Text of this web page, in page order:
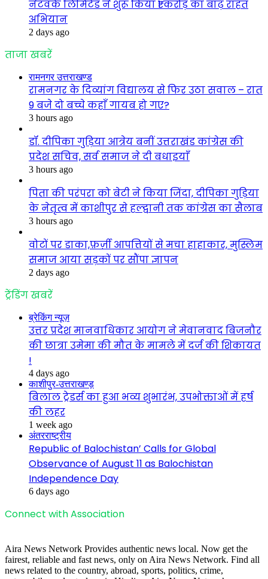
नेटवर्क लिमिटेड ने शुरू किया ₹1 करोड़ का बाढ़ राहत
अभियान
2 days ago
ताजा खबरें
रामनगर उत्तराखण्ड
रामनगर के दिव्यांग विद्यालय से फिर उठा सवाल – रात
9 बजे दो बच्चे कहाँ गायब हो गए?
3 hours ago
डॉ. दीपिका गुड़िया आत्रेय बनीं उत्तराखंड कांग्रेस की
प्रदेश सचिव, सर्व समाज ने दी बधाइयाँ
3 hours ago
पिता की परंपरा को बेटी ने किया जिंदा, दीपिका गुड़िया
के नेतृत्व में काशीपुर से हल्द्वानी तक कांग्रेस का सैलाब
3 hours ago
वोटों पर डाका,फ़र्ज़ी आपत्तियों से मचा हाहाकार, मुस्लिम
समाज आया सड़कों पर सौंपा ज्ञापन
2 days ago
ट्रेंडिंग खबरें
ब्रेकिंग न्यूज़
उत्तर प्रदेश मानवाधिकार आयोग ने मेवानवाद बिजनौर
की छात्रा उमेमा की मौत के मामले में दर्ज की शिकायत
!
4 days ago
काशीपुर-उत्तराखण्ड़
बिलाल ट्रेडर्स का हुआ भव्य शुभारंभ, उपभोक्ताओं में हर्ष
की लहर
1 week ago
अंतरराष्ट्रीय
Republic of Balochistan’ Calls for Global
Observance of August 11 as Balochistan
Independence Day
6 days ago
Connect with Association
Aira News Network Provides authentic news local. Now get the
fairest, reliable and fast news, only on Aira News Network. Find all
news related to the country, abroad, sports, politics, crime,